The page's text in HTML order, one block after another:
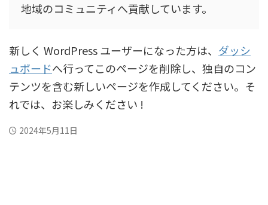
地域のコミュニティへ貢献しています。
新しく WordPress ユーザーになった方は、 ダッシ
ュボードへ行ってこのページを削除し、独自のコン
テンツを含む新しいページを作成してください。そ
れでは、お楽しみください !
2024年5月11日